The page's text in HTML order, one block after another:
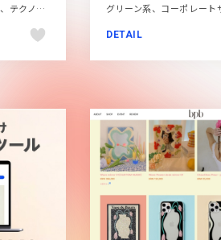
コーポレートサイト、シンプル、テクノロジー・サイエンス、ブラック系 、ポップ、金融・法律・人材・専門職
DETAIL